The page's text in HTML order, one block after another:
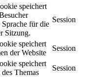
speichert
Sprache für die
Sitzung.
Session
speichert
der Website
Session
speichert
Themas
Session